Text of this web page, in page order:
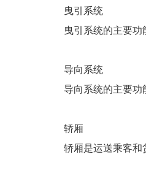
曳引系统
曳引系统的主要功
导向系统
导向系统的主要功
轿厢
轿厢是运送乘客和